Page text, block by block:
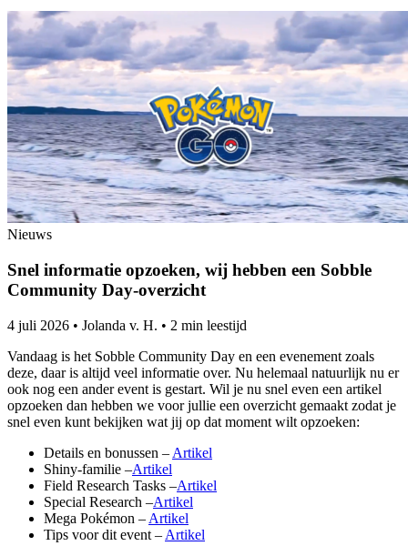
Nieuws
Snel informatie opzoeken, wij hebben een Sobble
Community Day-overzicht
4 juli 2026 • Jolanda v. H. • 2 min leestijd
Vandaag is het Sobble Community Day en een evenement zoals
deze, daar is altijd veel informatie over. Nu helemaal natuurlijk nu er
ook nog een ander event is gestart. Wil je nu snel even een artikel
opzoeken dan hebben we voor jullie een overzicht gemaakt zodat je
snel even kunt bekijken wat jij op dat moment wilt opzoeken:
Details en bonussen – Artikel
Shiny-familie –Artikel
Field Research Tasks –Artikel
Special Research –Artikel
Mega Pokémon – Artikel
Tips voor dit event – Artikel